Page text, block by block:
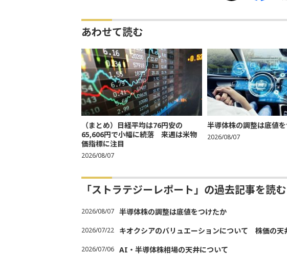
あわせて読む
（まとめ）日経平均は76円安の
65,606円で小幅に続落 来週は米物
価指標に注目
2026/08/07
半導体株の調整は底値
2026/08/07
「ストラテジーレポート」の過去記事を読む
2026/08/07 半導体株の調整は底値をつけたか
2026/07/22 キオクシアのバリュエーションについて 株価の天
2026/07/06 AI・半導体株相場の天井について